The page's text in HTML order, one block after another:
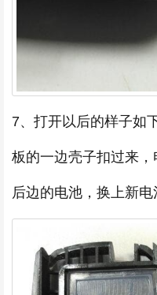
7、打开以后的样子如
板的一边壳子扣过来
后边的电池，换上新